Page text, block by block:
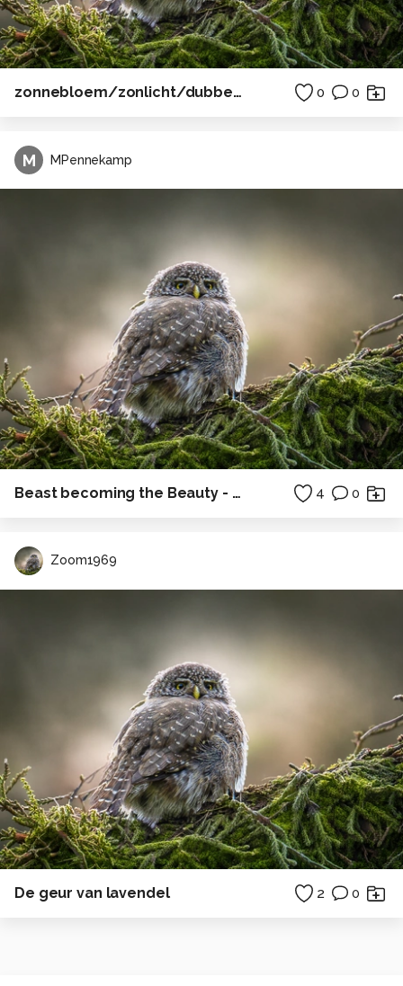
zonnebloem/zonlicht/dubbel licht 0 0
M MPennekamp
Beast becoming the Beauty - Robber fly 4 0
Zoom1969
De geur van lavendel 2 0